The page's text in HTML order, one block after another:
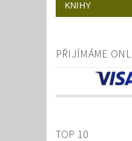
KNIHY
PŘIJÍMÁME
TOP 10